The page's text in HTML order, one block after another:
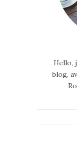
Hello,
blog,